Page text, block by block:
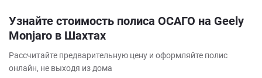
Узнайте стоимость полиса ОСАГО на Geely
Monjaro в Шахтах
Рассчитайте предварительную цену и оформляйте полис
онлайн, не выходя из дома